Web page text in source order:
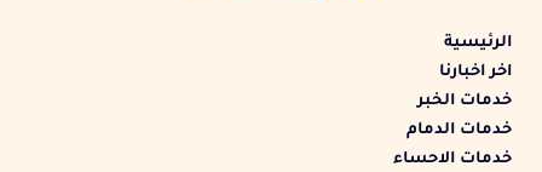
الرئيسية
اخر اخبارنا
خدمات الخبر
خدمات الدمام
خدمات الاحساء